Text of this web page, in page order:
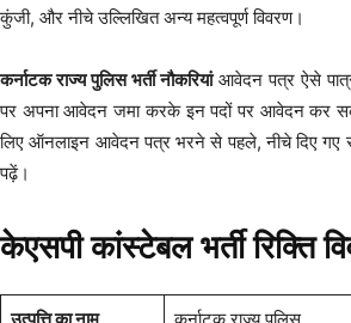
कुंजी, और नीचे उल्लिखित अन्य महत्वपूर्ण विवरण।
कर्नाटक राज्य पुलिस भर्ती नौकरियांआवेदन पत्र ऐसे
पर अपना आवेदन जमा करके इन पदों पर आवेदन कर
लिए ऑनलाइन आवेदन पत्र भरने से पहले, नीचे दिए गए
पढ़ें।
केएसपी कांस्टेबल भर्ती रिक्ति